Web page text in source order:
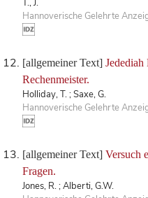
T., J.
Hannoverische Gelehrte
[allgemeiner Text] Jedediah
Rechenmeister.
Holliday, T. ; Saxe, G.
Hannoverische Gelehrte
[allgemeiner Text] Versuch
Fragen.
Jones, R. ; Alberti, G.W.